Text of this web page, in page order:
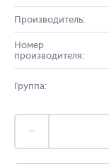
Производитель:
Номер
производителя:
Группа: